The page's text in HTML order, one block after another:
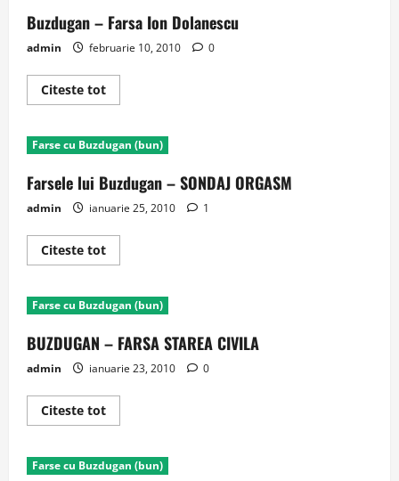
Abuz
de
Soare
Buzdugan – Farsa Ion Dolanescu
admin februarie 10, 2010 0
Citeste totRead
more
–
Farsa
Dolanescu
Farse cu Buzdugan (bun)
Farsele lui Buzdugan – SONDAJ ORGASM
admin ianuarie 25, 2010 1
Citeste totRead
more
lui
Buzdugan
SONDAJ
ORGASM
Farse cu Buzdugan (bun)
BUZDUGAN – FARSA STAREA CIVILA
admin ianuarie 23, 2010 0
Citeste totRead
more
–
FARSA
Farse cu Buzdugan (bun)